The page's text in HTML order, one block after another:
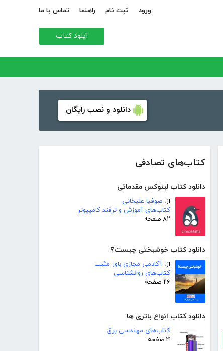
ورود ثبت نام راهنما تماس با ما
آپلود کتاب
دانلود و نصب رایگان
کتاب‌های تصادفی
دانلود کتاب لینوکس مقدماتی
از: صوفیا علیخانی
کتاب‌های آموزش و ترفند کامپیوتر
۸۲ صفحه
دانلود کتاب خوشبختی چیست؟
از: آکادمی مجازی باور مثبت
کتاب‌های روانشناسی
۲۶ صفحه
دانلود کتاب انواع باتری ها
کتاب‌های مهندسی برق
۴ صفحه